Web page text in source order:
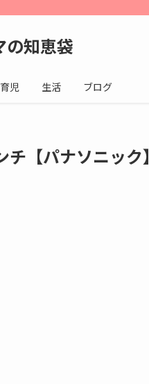
の知恵袋
育児 生活 ブログ
【パナソニック】